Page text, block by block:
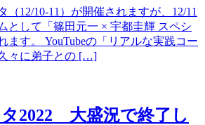
（12/10-11）が開催されますが、12/11
として「篠田元一 × 宇都圭輝 スペシ
ます。 YouTubeの「リアルな実践コー
々に弟子との […]
2022 大盛況で終了し